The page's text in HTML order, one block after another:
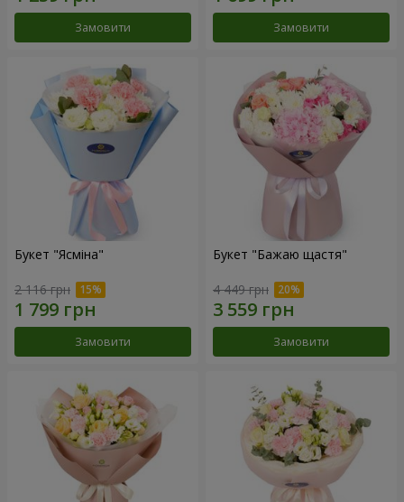
Замовити Замовити
Букет "Ясміна"
2 116 грн
Замовити
Букет "Бажаю щастя"
4 449 грн
Замовити